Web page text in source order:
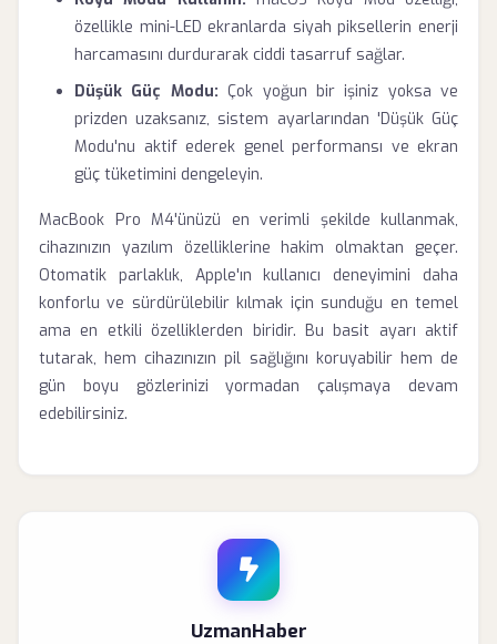
özellikle mini-LED ekranlarda siyah piksellerin enerji
harcamasını durdurarak ciddi tasarruf sağlar.
Düşük Güç Modu: Çok yoğun bir işiniz yoksa ve
prizden uzaksanız, sistem ayarlarından 'Düşük Güç
Modu'nu aktif ederek genel performansı ve ekran
güç tüketimini dengeleyin.
MacBook Pro M4'ünüzü en verimli şekilde kullanmak,
cihazınızın yazılım özelliklerine hakim olmaktan geçer.
Otomatik parlaklık, Apple'ın kullanıcı deneyimini daha
konforlu ve sürdürülebilir kılmak için sunduğu en temel
ama en etkili özelliklerden biridir. Bu basit ayarı aktif
tutarak, hem cihazınızın pil sağlığını koruyabilir hem de
gün boyu gözlerinizi yormadan çalışmaya devam
edebilirsiniz.
UzmanHaber